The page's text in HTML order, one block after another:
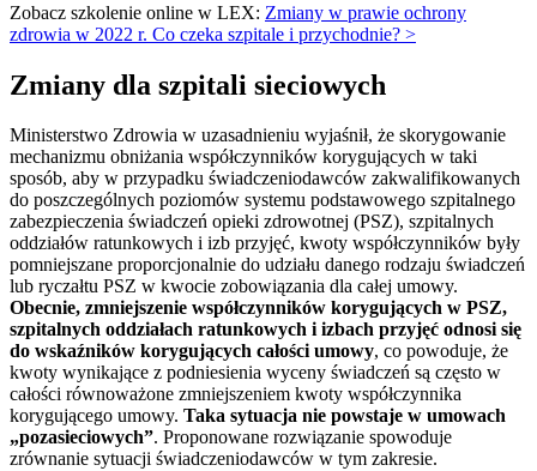
Zobacz szkolenie online w LEX: Zmiany w prawie ochrony
zdrowia w 2022 r. Co czeka szpitale i przychodnie? >
Zmiany dla szpitali sieciowych
Ministerstwo Zdrowia w uzasadnieniu wyjaśnił, że skorygowanie
mechanizmu obniżania współczynników korygujących w taki
sposób, aby w przypadku świadczeniodawców zakwalifikowanych
do poszczególnych poziomów systemu podstawowego szpitalnego
zabezpieczenia świadczeń opieki zdrowotnej (PSZ), szpitalnych
oddziałów ratunkowych i izb przyjęć, kwoty współczynników były
pomniejszane proporcjonalnie do udziału danego rodzaju świadczeń
lub ryczałtu PSZ w kwocie zobowiązania dla całej umowy.
Obecnie, zmniejszenie współczynników korygujących w PSZ,
szpitalnych oddziałach ratunkowych i izbach przyjęć odnosi się
do wskaźników korygujących całości umowy, co powoduje, że
kwoty wynikające z podniesienia wyceny świadczeń są często w
całości równoważone zmniejszeniem kwoty współczynnika
korygującego umowy. Taka sytuacja nie powstaje w umowach
„pozasieciowych”. Proponowane rozwiązanie spowoduje
zrównanie sytuacji świadczeniodawców w tym zakresie.